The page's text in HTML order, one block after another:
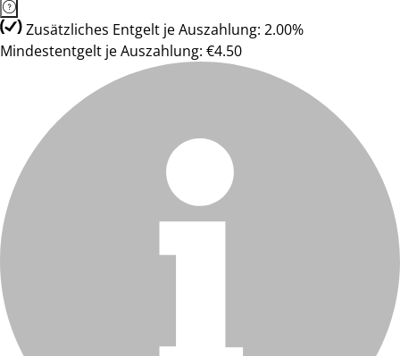
Zusätzliches Entgelt je Auszahlung: 2.00%
Mindestentgelt je Auszahlung: €4.50